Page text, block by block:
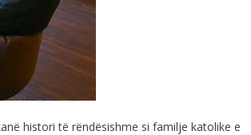
histori të rëndësishme si familje katolike e